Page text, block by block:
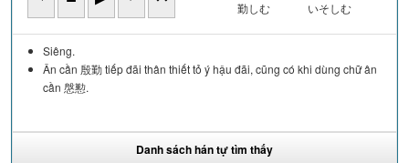
勤しむ いそしむ
Siêng.
Ân cần 殷勤 tiếp đãi thân thiết tỏ ý hậu đãi, cũng có khi dùng chữ ân
cần 慇懃.
Danh sách hán tự tìm thấy